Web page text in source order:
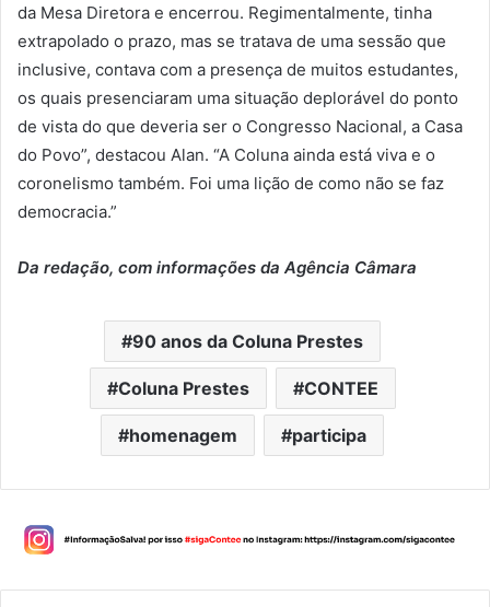
da Mesa Diretora e encerrou. Regimentalmente, tinha
extrapolado o prazo, mas se tratava de uma sessão que
inclusive, contava com a presença de muitos estudantes,
os quais presenciaram uma situação deplorável do ponto
de vista do que deveria ser o Congresso Nacional, a Casa
do Povo”, destacou Alan. “A Coluna ainda está viva e o
coronelismo também. Foi uma lição de como não se faz
democracia.”
Da redação, com informações da Agência Câmara
90 anos da Coluna Prestes
Coluna Prestes CONTEE
homenagem participa